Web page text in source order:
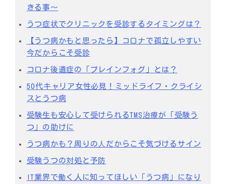
きる事～
うつ症状でクリニックを受診するタイミングは？
【うつ病かもと思ったら】コロナで孤立しやすい
今だからこそ受診
コロナ後遺症の「ブレインフォグ」とは？
50代キャリア女性必見！ミッドライフ・クライシ
スとうつ病
受験生も安心して受けられるTMS治療が「受験う
つ」の助けに
うつ病かも？周りの⼈だからこそ気づけるサイン
受験うつの対処と予防
IT業界で働く人に知ってほしい「うつ病」になり